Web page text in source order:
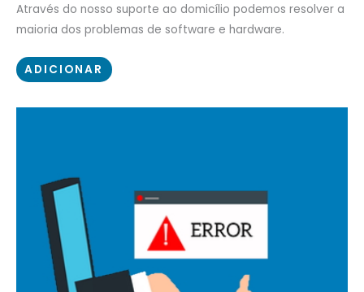
Através do nosso suporte ao domicílio podemos resolver a
maioria dos problemas de software e hardware.
ADICIONAR